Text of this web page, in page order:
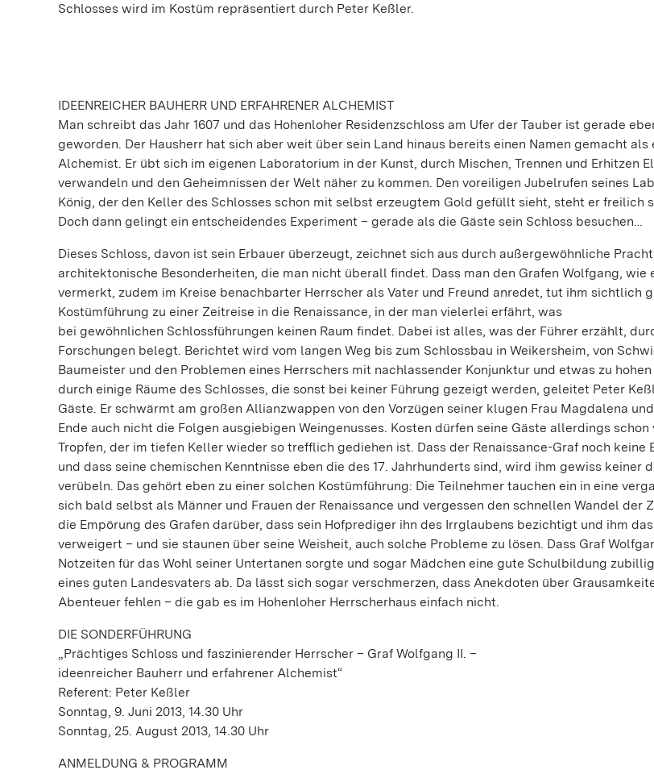
Schlosses wird im Kostüm repräsentiert durch Peter Keßler.
IDEENREICHER BAUHERR UND ERFAHRENER ALCHEMIST
Man schreibt das Jahr 1607 und das Hohenloher Residenzschloss am Ufer der Tauber ist gerade
geworden. Der Hausherr hat sich aber weit über sein Land hinaus bereits einen Namen gemacht als
Alchemist. Er übt sich im eigenen Laboratorium in der Kunst, durch Mischen, Trennen und Erhitzen
verwandeln und den Geheimnissen der Welt näher zu kommen. Den voreiligen Jubelrufen seines
König, der den Keller des Schlosses schon mit selbst erzeugtem Gold gefüllt sieht, steht er freilich
Doch dann gelingt ein entscheidendes Experiment – gerade als die Gäste sein Schloss besuchen…
Dieses Schloss, davon ist sein Erbauer überzeugt, zeichnet sich aus durch außergewöhnliche
architektonische Besonderheiten, die man nicht überall findet. Dass man den Grafen Wolfgang, wie
vermerkt, zudem im Kreise benachbarter Herrscher als Vater und Freund anredet, tut ihm sichtlich
Kostümführung zu einer Zeitreise in die Renaissance, in der man vielerlei erfährt, was
bei gewöhnlichen Schlossführungen keinen Raum findet. Dabei ist alles, was der Führer erzählt,
Forschungen belegt. Berichtet wird vom langen Weg bis zum Schlossbau in Weikersheim, von
Baumeister und den Problemen eines Herrschers mit nachlassender Konjunktur und etwas zu
durch einige Räume des Schlosses, die sonst bei keiner Führung gezeigt werden, geleitet Peter
Gäste. Er schwärmt am großen Allianzwappen von den Vorzügen seiner klugen Frau Magdalena
Ende auch nicht die Folgen ausgiebigen Weingenusses. Kosten dürfen seine Gäste allerdings schon
Tropfen, der im tiefen Keller wieder so trefflich gediehen ist. Dass der Renaissance-Graf noch keine
und dass seine chemischen Kenntnisse eben die des 17. Jahrhunderts sind, wird ihm gewiss keiner
verübeln. Das gehört eben zu einer solchen Kostümführung: Die Teilnehmer tauchen ein in eine
sich bald selbst als Männer und Frauen der Renaissance und vergessen den schnellen Wandel der
die Empörung des Grafen darüber, dass sein Hofprediger ihn des Irrglaubens bezichtigt und ihm
verweigert – und sie staunen über seine Weisheit, auch solche Probleme zu lösen. Dass Graf
Notzeiten für das Wohl seiner Untertanen sorgte und sogar Mädchen eine gute Schulbildung
eines guten Landesvaters ab. Da lässt sich sogar verschmerzen, dass Anekdoten über
Abenteuer fehlen – die gab es im Hohenloher Herrscherhaus einfach nicht.
DIE SONDERFÜHRUNG
„Prächtiges Schloss und faszinierender Herrscher – Graf Wolfgang II. –
ideenreicher Bauherr und erfahrener Alchemist“
Referent: Peter Keßler
Sonntag, 9. Juni 2013, 14.30 Uhr
Sonntag, 25. August 2013, 14.30 Uhr
ANMELDUNG & PROGRAMM